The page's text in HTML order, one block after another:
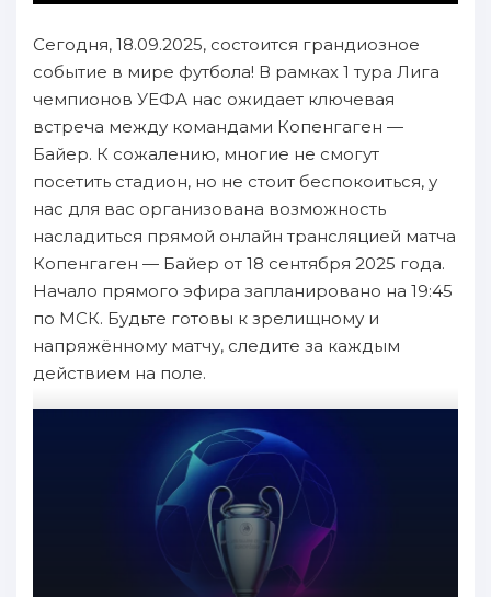
Сегодня, 18.09.2025, состоится грандиозное
событие в мире футбола! В рамках 1 тура Лига
чемпионов УЕФА нас ожидает ключевая
встреча между командами Копенгаген —
Байер. К сожалению, многие не смогут
посетить стадион, но не стоит беспокоиться, у
нас для вас организована возможность
насладиться прямой онлайн трансляцией матча
Копенгаген — Байер от 18 сентября 2025 года.
Начало прямого эфира запланировано на 19:45
по МСК. Будьте готовы к зрелищному и
напряжённому матчу, следите за каждым
действием на поле.